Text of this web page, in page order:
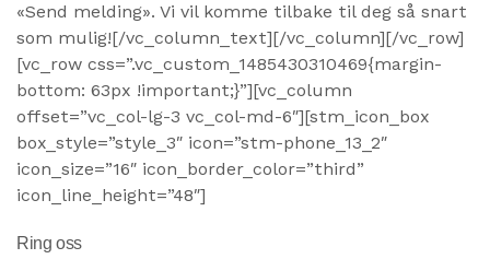
«Send melding». Vi vil komme tilbake til deg så snart
som mulig![/vc_column_text][/vc_column][/vc_row]
[vc_row css=”.vc_custom_1485430310469{margin-
bottom: 63px !important;}”][vc_column
offset=”vc_col-lg-3 vc_col-md-6″][stm_icon_box
box_style=”style_3″ icon=”stm-phone_13_2″
icon_size=”16″ icon_border_color=”third”
icon_line_height=”48″]
Ring oss